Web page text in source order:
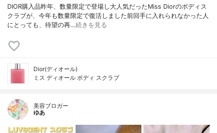
DIOR購入品昨年、数量限定で登場し大人気だったMiss Diorのボディス
クラブが、今年も数量限定で復活しました前回手に入れられなかった人
にとっても、待望の再…続きを見る
Dior(ディオール)
ミス ディオール ボディ スクラブ
美容ブロガー
ゆあ